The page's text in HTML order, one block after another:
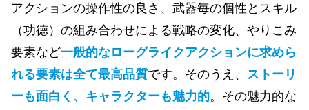
アクションの操作性の良さ、武器毎の個性とスキル
（功徳）の組み合わせによる戦略の変化、やりこみ
要素など一般的なローグライクアクションに求めら
れる要素は全て最高品質です。そのうえ、 ストーリ
ーも面白く、キャラクターも魅力的。その魅力的な